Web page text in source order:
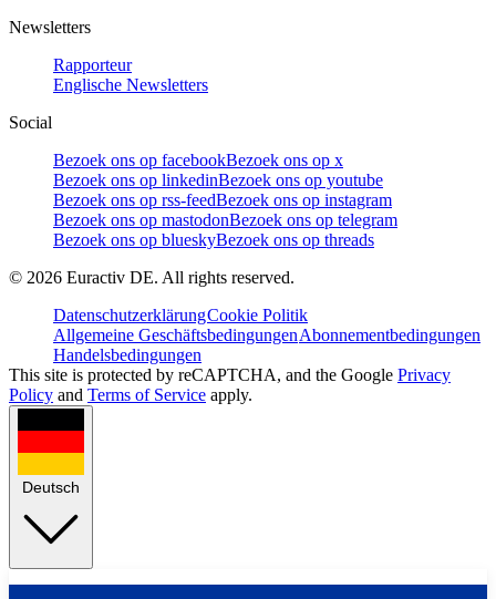
Newsletters
Rapporteur
Englische Newsletters
Social
Bezoek ons op facebookBezoek ons op x
Bezoek ons op linkedinBezoek ons op youtube
Bezoek ons op rss-feedBezoek ons op instagram
Bezoek ons op mastodonBezoek ons op telegram
Bezoek ons op blueskyBezoek ons op threads
© 2026 Euractiv DE. All rights reserved.
DatenschutzerklärungCookie Politik
Allgemeine GeschäftsbedingungenAbonnementbedingungen
Handelsbedingungen
This site is protected by reCAPTCHA, and the Google Privacy
Policy and Terms of Service apply.
Deutsch